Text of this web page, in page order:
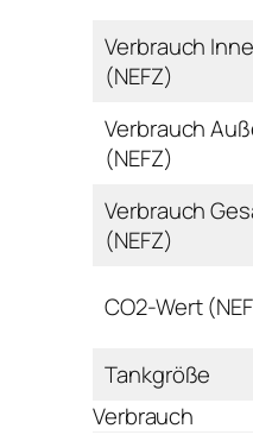
Verbrauch
(NEFZ)
Verbrauch
(NEFZ)
Verbrauch
(NEFZ)
CO2-Wert
Tankgröße
Verbrauch